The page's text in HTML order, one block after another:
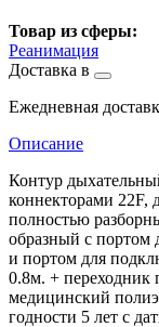
Товар из сферы:
Реанимация
Доставка в
Ежедневная
Описание
Контур
коннекторами 22F,
полностью
образный с портом
и портом для
0.8м. +
медицинский
годности 5 лет с